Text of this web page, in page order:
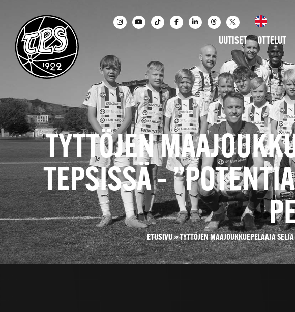
UUTISET OTTELUT
TYTTÖJEN
TEPSISSÄ –
ETUSIVU»TYTTÖJEN MAAJOUKKUEPELAAJA